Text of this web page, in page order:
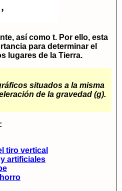
así como t. Por ello, esta
para determinar el
lugares de la Tierra.
situados a la misma
de la gravedad (g).
tiro vertical
artificiales